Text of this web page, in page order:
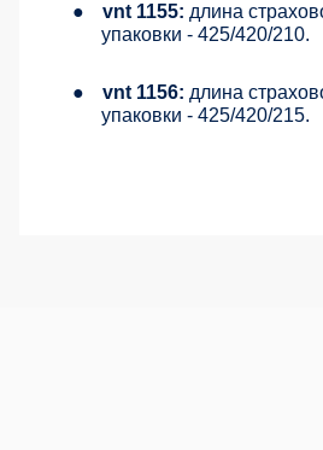
● vnt 1155: длина
упаковки - 425/420/210.
● vnt 1156: длина
упаковки - 425/420/215.